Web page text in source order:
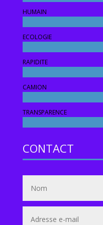
HUMAIN
ECOLOGIE
RAPIDITE
CAMION
TRANSPARENCE
CONTACT